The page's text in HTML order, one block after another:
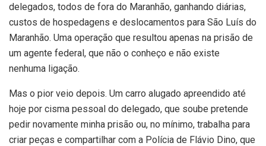
delegados, todos de fora do Maranhão, ganhando diárias,
custos de hospedagens e deslocamentos para São Luís do
Maranhão. Uma operação que resultou apenas na prisão de
um agente federal, que não o conheço e não existe
nenhuma ligação.
Mas o pior veio depois. Um carro alugado apreendido até
hoje por cisma pessoal do delegado, que soube pretende
pedir novamente minha prisão ou, no mínimo, trabalha para
criar peças e compartilhar com a Polícia de Flávio Dino, que